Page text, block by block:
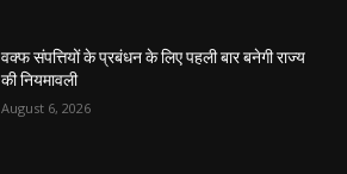
वक्फ संपत्तियों के प्रबंधन के लिए पहली बार बनेगी राज्य
की नियमावली
August 6, 2026